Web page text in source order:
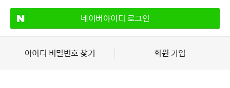
네이버아이디 로그인
아이디 비밀번호 찾기 회원 가입